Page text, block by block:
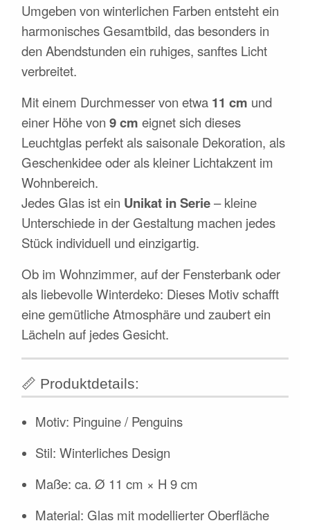
Umgeben von winterlichen Farben entsteht ein
harmonisches Gesamtbild, das besonders in
den Abendstunden ein ruhiges, sanftes Licht
verbreitet.
Mit einem Durchmesser von etwa 11 cm und
einer Höhe von 9 cm eignet sich dieses
Leuchtglas perfekt als saisonale Dekoration, als
Geschenkidee oder als kleiner Lichtakzent im
Wohnbereich.
Jedes Glas ist ein Unikat in Serie– kleine
Unterschiede in der Gestaltung machen jedes
Stück individuell und einzigartig.
Ob im Wohnzimmer, auf der Fensterbank oder
als liebevolle Winterdeko: Dieses Motiv schafft
eine gemütliche Atmosphäre und zaubert ein
Lächeln auf jedes Gesicht.
📏 Produktdetails:
Motiv: Pinguine / Penguins
Stil: Winterliches Design
Maße: ca. Ø 11 cm × H 9 cm
Material: Glas mit modellierter Oberfläche